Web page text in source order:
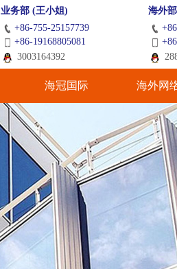
海冠国际 海外网
业务部 (王小姐)
+86-755-25157739
+86-19168805081
3003164392
海外